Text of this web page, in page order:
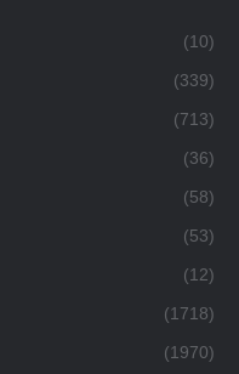
(10)
(339)
(713)
(36)
(58)
(53)
(12)
(1718)
(1970)